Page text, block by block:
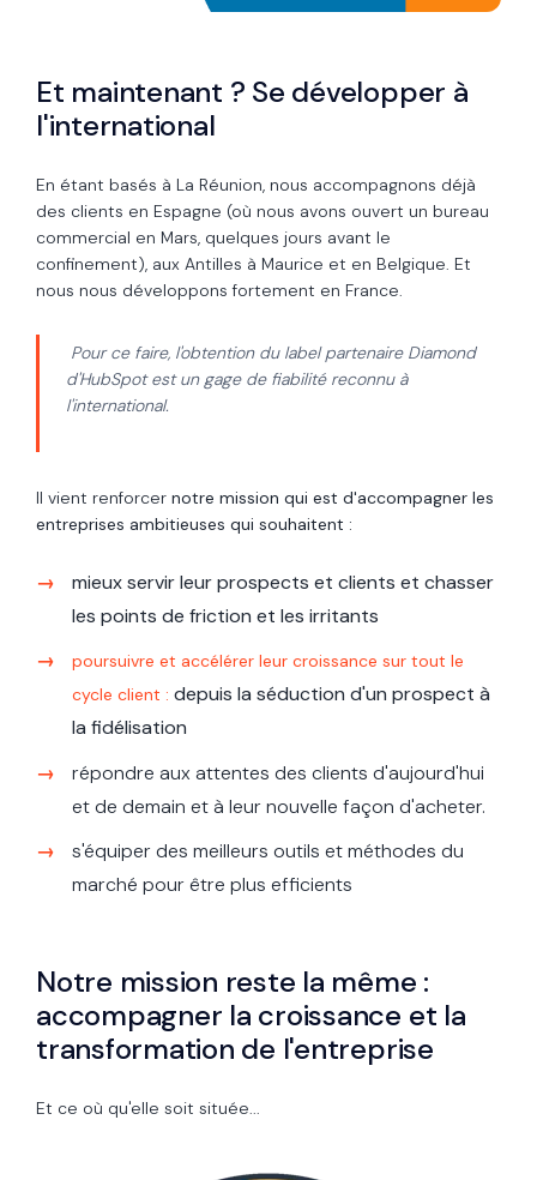
Et maintenant ? Se développer à
l'international
En étant basés à La Réunion, nous accompagnons déjà
des clients en Espagne (où nous avons ouvert un bureau
commercial en Mars, quelques jours avant le
confinement), aux Antilles à Maurice et en Belgique. Et
nous nous développons fortement en France.
Pour ce faire, l'obtention du label partenaire Diamond
d'HubSpot est un gage de fiabilité reconnu à
l'international.
Il vient renforcer notre mission qui est d'accompagner les
entreprises ambitieuses qui souhaitent :
mieux servir leur prospects et clients et chasser
les points de friction et les irritants
poursuivre et accélérer leur croissance sur tout le
cycle client : depuis la séduction d'un prospect à
la fidélisation
répondre aux attentes des clients d'aujourd'hui
et de demain et à leur nouvelle façon d'acheter.
s'équiper des meilleurs outils et méthodes du
marché pour être plus efficients
Notre mission reste la même :
accompagner la croissance et la
transformation de l'entreprise
Et ce où qu'elle soit située...